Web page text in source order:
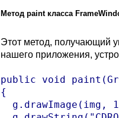
Метод paint класса
Этот метод, получающий
нашего приложения,
public void
{
g.drawImage(img,